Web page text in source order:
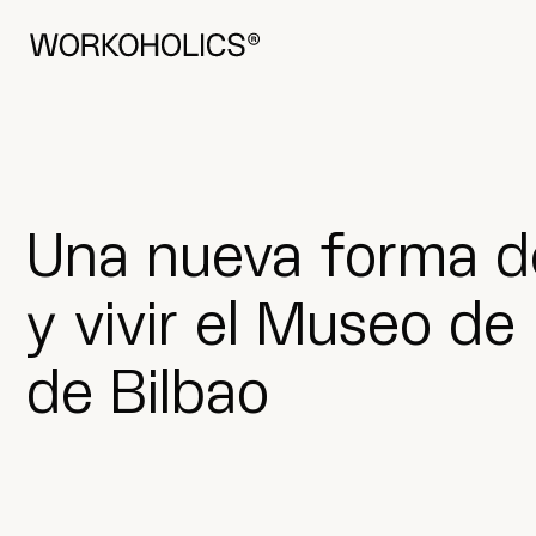
Una nueva forma
y vivir el Museo de
de Bilbao